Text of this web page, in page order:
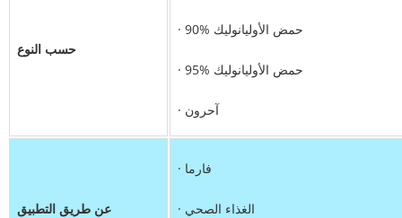
حسب النوع
· 90% حمض الأوليانوليك
· 95% حمض الأوليانوليك
· آحرون
عن طريق التطبيق
· فارما
· الغذاء الصحي